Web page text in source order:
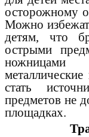
осторожному
Можно
детям, что
острыми
стать
предметов не
площадках.